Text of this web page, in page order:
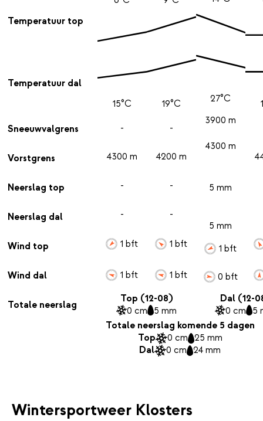
Temperatuur top
Temperatuur dal
Sneeuwvalgrens
Vorstgrens
Neerslag top
Neerslag dal
Wind top
Wind dal
Totale neerslag
15°C
-
4300 m
-
-
1 bft
1 bft
19°C
-
4200 m
-
-
1 bft
1 bft
27°C
3900 m
4300 m
5 mm
5 mm
1 bft
0 bft
Top (12-08)
0 cm 5 mm
Dal (12-
0 cm 5
Totale neerslag komende 5 dagen
Top
0 cm 25 mm
Dal
0 cm 24 mm
Wintersportweer Klosters